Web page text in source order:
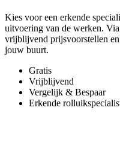
Kies voor een erkende
uitvoering van de werken.
vrijblijvend prijsvoorstellen
jouw buurt.
Gratis
Vrijblijvend
Vergelijk & Bespaar
Erkende